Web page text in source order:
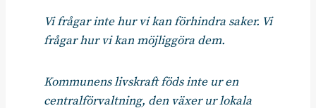
Vi frågar inte hur vi kan förhindra saker. Vi
frågar hur vi kan möjliggöra dem.
Kommunens livskraft föds inte ur en
centralförvaltning, den växer ur lokala